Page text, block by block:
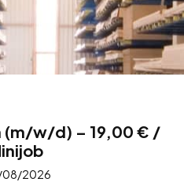
(m/w/d) – 19,00 € /
2026